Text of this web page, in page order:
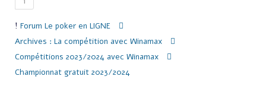
Forum Le poker en LIGNE
Archives : La compétition avec Winamax
Compétitions 2023/2024 avec Winamax
Championnat gratuit 2023/2024